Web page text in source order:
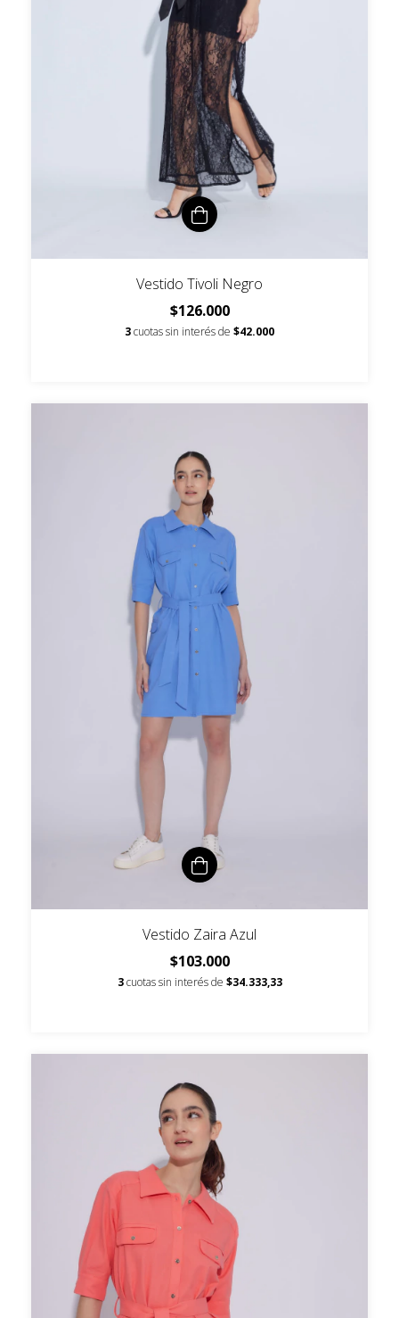
Vestido Tivoli Negro
$126.000
3cuotas sin interés de $42.000
Vestido Zaira Azul
$103.000
3 cuotas sin interés de $34.333,33